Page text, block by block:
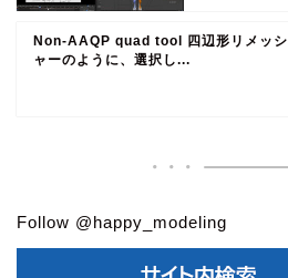
Non-AAQP quad tool 四辺形リメッシ
ャーのように、選択し...
Follow @happy_modeling